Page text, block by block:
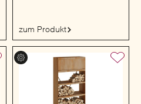
zum Produkt